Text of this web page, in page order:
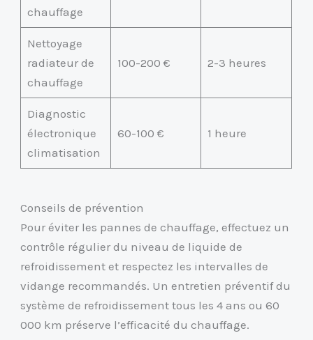
chauffage
Nettoyage
radiateur de
chauffage
100-200 € 2-3 heures
Diagnostic
électronique
climatisation
60-100 € 1 heure
Conseils de prévention
Pour éviter les pannes de chauffage, effectuez un
contrôle régulier du niveau de liquide de
refroidissement et respectez les intervalles de
vidange recommandés. Un entretien préventif du
système de refroidissement tous les 4 ans ou 60
000 km préserve l’efficacité du chauffage.